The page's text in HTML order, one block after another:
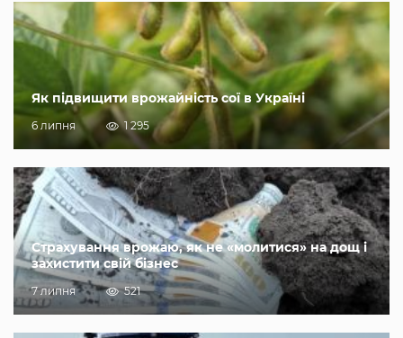
Як підвищити врожайність сої в Україні
6 липня 1 295
Страхування врожаю, як не «молитися» на дощ і
захистити свій бізнес
7 липня 521